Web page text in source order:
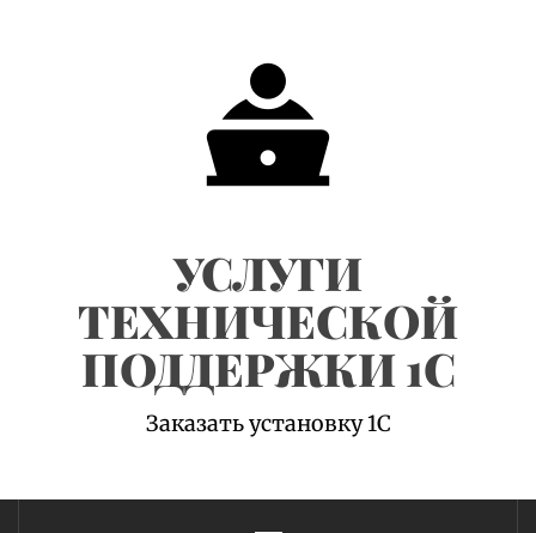
УСЛУГИ
ТЕХНИЧЕСКОЙ
ПОДДЕРЖКИ 1С
Заказать установку 1С